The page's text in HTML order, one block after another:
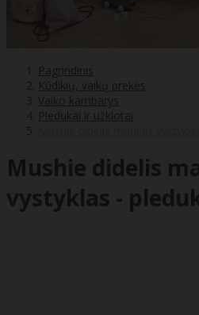
Pagrindinis
Kūdikių, vaikų prekės
Vaiko kambarys
Pledukai ir užklotai
Mushie didelis
vystyklas -